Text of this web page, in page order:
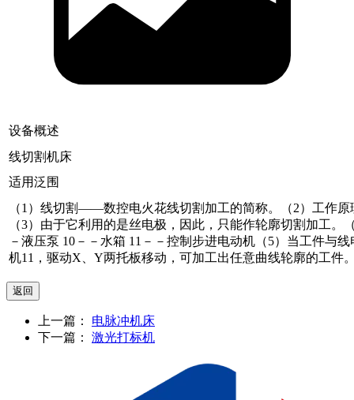
设备概述
线切割机床
适用泛围
（1）线切割——数控电火花线切割加工的简称。（2）工作
（3）由于它利用的是丝电极，因此，只能作轮廓切割加工
－液压泵 10－－水箱 11－－控制步进电动机（5）当工件与
机11，驱动X、Y两托板移动，可加工出任意曲线轮廓的工件。
上一篇：
电脉冲机床
下一篇：
激光打标机